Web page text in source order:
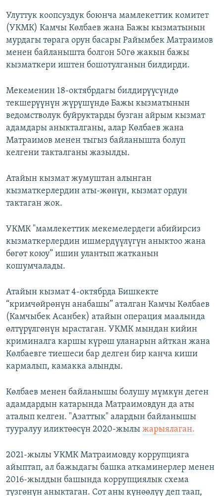
Улуттук коопсуздук боюнча мамлекеттик комитет
(УКМК) Камчы Көлбаев жана Бажы кызматынын
мурдагы төрага орун басары Райымбек Матраимов
менен байланышта болгон 50гө жакын бажы
кызматкери иштен бошотулганын билдирди.
Мекеменин 18-октябрдагы билдирүүсүндө
текшерүүнүн жүрүшүндө Бажы кызматынын
ведомстволук буйруктарды бузган айрым кызмат
адамдары аныкталганы, алар Көлбаев жана
Матраимов менен тыгыз байланышта болуп
келгени такталганы жазылды.
Атайын кызмат жумуштан алынган
кызматкерлердин аты-жөнүн, кызмат ордун
тактаган жок.
УКМК "мамлекеттик мекемелердеги абийирсиз
кызматкерлердин ишмердүүлүгүн аныктоо жана
бөгөт коюу” ишин улантып жатканын
кошумчалады.
Атайын кызмат 4-октябрда Бишкекте
“кримчөйрөнүн анабашы” аталган Камчы Көлбаев
(Камчыбек Асанбек) атайын операция маалында
өлтүрүлгөнүн ырастаган. УКМК мындан кийин
криминалга каршы күрөш уланарын айткан жана
Көлбаевге тиешеси бар делген бир канча киши
кармалып, камакка алынды.
Көлбаев менен байланышы болушу мүмкүн деген
адамдардын катарында Матраимовдун да аты
аталып келген. "Азаттык" алардын байланышы
тууралуу иликтөөсүн 2020-жылы жарыялаган.
2021-жылы УКМК Матраимовду коррупцияга
айыптап, ал бажыдагы башка аткаминерлер менен
2016-жылдын башында коррупциялык схема
түзгөнүн аныктаган. Сот аны күнөөлүү деп таап,